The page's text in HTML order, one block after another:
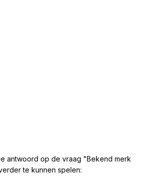
antwoord op de vraag "Bekend merk
te kunnen spelen: